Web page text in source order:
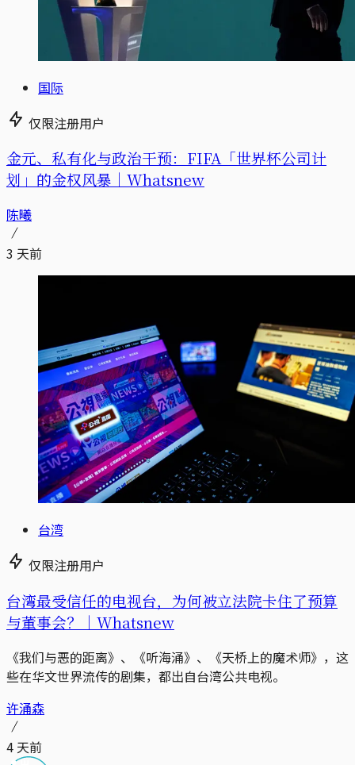
国际
仅限注册用户
金元、私有化与政治干预：FIFA「世界杯公司计
划」的金权风暴｜Whatsnew
陈曦
3 天前
台湾
仅限注册用户
台湾最受信任的电视台，为何被立法院卡住了预算
与董事会？｜Whatsnew
《我们与恶的距离》、《听海涌》、《天桥上的魔术师》，这
些在华文世界流传的剧集，都出自台湾公共电视。
许涌森
4 天前